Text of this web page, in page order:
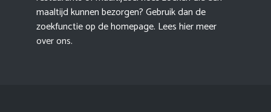
maaltijd kunnen bezorgen? Gebruik dan de
zoekfunctie op de homepage. Lees hier meer
over ons.